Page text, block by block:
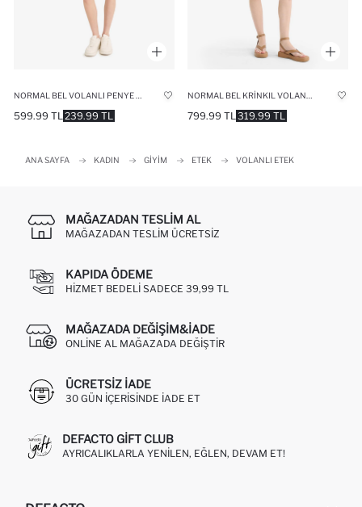
239.99 TL
599.99 TL 319.99 TL
799.99 TL
ANA SAYFA KADIN GIYIM ETEK VOLANLI ETEK
MAĞAZADAN TESLIM AL
MAĞAZADAN TESLIM ÜCRETSIZ
KAPIDA ÖDEME
HIZMET BEDELI SADECE 39,99 TL
MAĞAZADA DEĞIŞIM&İADE
ONLINE AL MAĞAZADA DEĞIŞTIR
ÜCRETSIZ IADE
30 GÜN IÇERISINDE IADE ET
DEFACTO GIFT CLUB
AYRICALIKLARLA YENILEN, EĞLEN, DEVAM ET!